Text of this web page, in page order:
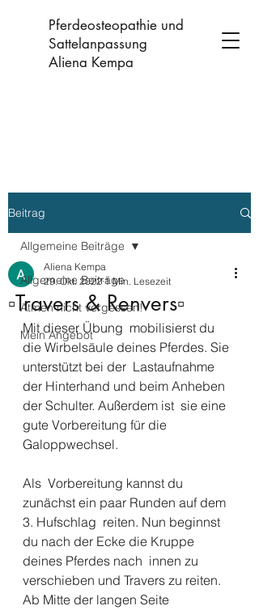
Pferdeosteopathie und
Sattelanpassung
Aliena Kempa
Beitrag
Allgemeine Beiträge
Atmen nicht vergessen!
Mein Angebot
Allgemeine Beiträge
▫️Travers & Renvers▫️
Aliena Kempa
29. Okt. 2022 1 Min. Lesezeit
Mit dieser Übung  mobilisierst du
die Wirbelsäule deines Pferdes. Sie
unterstützt bei der  Lastaufnahme
der Hinterhand und beim Anheben
der Schulter. Außerdem ist  sie eine
gute Vorbereitung für die
Galoppwechsel.
Als  Vorbereitung kannst du
zunächst ein paar Runden auf dem
3. Hufschlag  reiten. Nun beginnst
du nach der Ecke die Kruppe
deines Pferdes nach  innen zu
verschieben und Travers zu reiten.
Ab Mitte der langen Seite